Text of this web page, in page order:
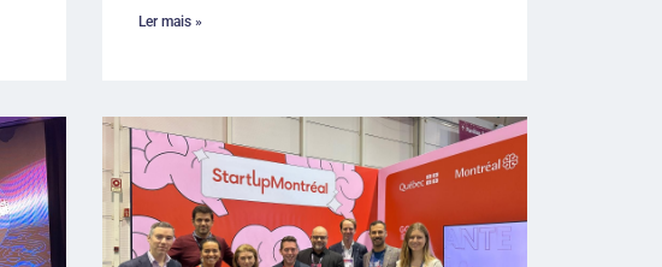
Ler mais »